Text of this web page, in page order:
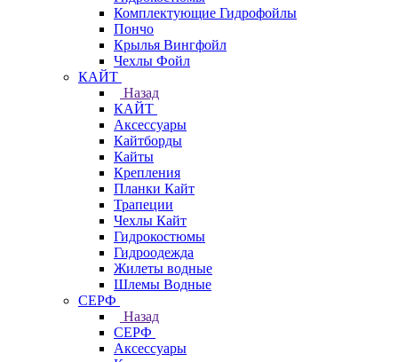
Комплектующие Гидрофойлы
Пончо
Крылья Вингфойл
Чехлы Фойл
КАЙТ
Назад
КАЙТ
Аксессуары
Кайтборды
Кайты
Крепления
Планки Кайт
Трапеции
Чехлы Кайт
Гидрокостюмы
Гидроодежда
Жилеты водные
Шлемы Водные
СЕРФ
Назад
СЕРФ
Аксессуары